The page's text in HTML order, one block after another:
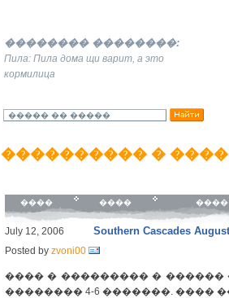
�������� ��������:
Пила: Пила дома щи варит, а это
кормилица
���������� �
���� ���� ����
July 12, 2006 Southern Cascades
Posted by zvoni00
���� � ��������� � ������
�������� 4-6 �������. ����